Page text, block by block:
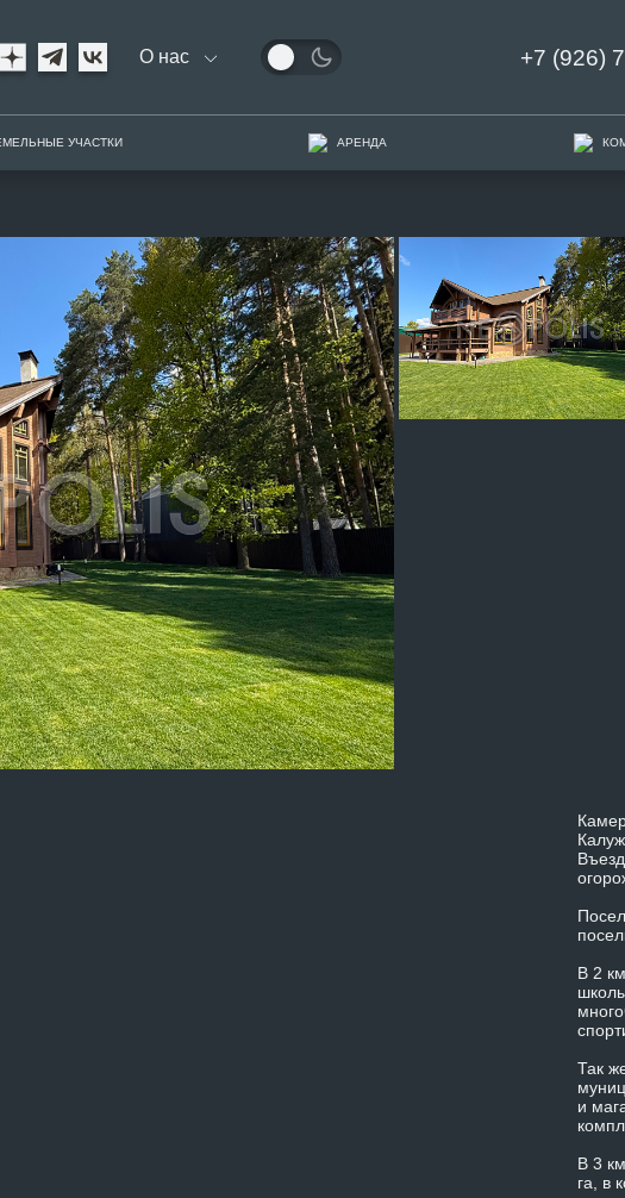
О нас +7 (926)
УЧАСТКИ АРЕНДА
В 2
Так
и
В 3
га, в